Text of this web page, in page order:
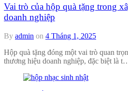
Vai trò của hộp quà tặng trong
doanh nghiệp
By admin on 4 Tháng 1, 2025
Hộp quà tặng đóng một vai trò quan
thương hiệu doanh nghiệp, đặc biệt là